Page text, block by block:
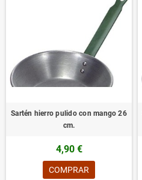
Sartén hierro pulido con mango 26
cm.
4,90 €
COMPRAR